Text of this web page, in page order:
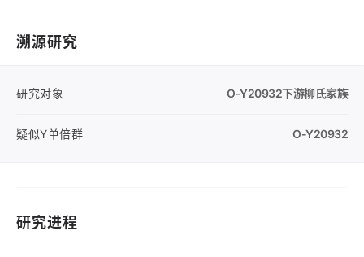
溯源研究
研究对象 O-Y20932下游柳氏家族
疑似Y单倍群 O-Y20932
研究进程